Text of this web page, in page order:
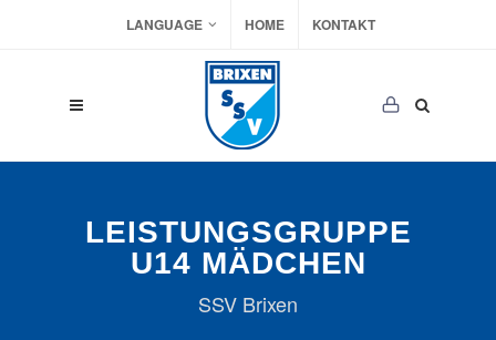
LANGUAGE HOME KONTAKT
LEISTUNGSGRUPPE
U14 MÄDCHEN
SSV Brixen